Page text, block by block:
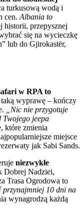
turkusową wodą i
cen. Albania to
historii, przepysznej
się na wycieczkę
lub do Gjirokastër,
w RPA to
wyprawę – kończy
„Nic nie przygotuje
Twojego jeepa
które zmienia
miejsce
jak Sabi Sands.
niezwykłe
Dobrej Nadziei,
Trasa Ogrodowa to
przynajmniej 10 dni na
wynagrodzą każdą